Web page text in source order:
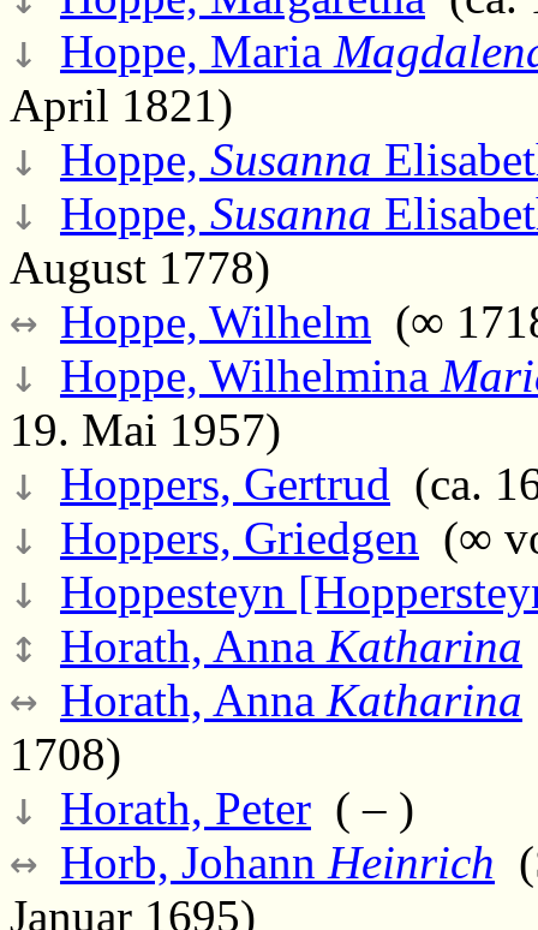
↓ Hoppe, Maria
April 1821)
↓ Hoppe, Susanna
↓ Hoppe, Susanna
August 1778)
↔ Hoppe, Wilhelm (∞
↓ Hoppe, Wilhelmina
19. Mai 1957)
↓ Hoppers, Gertrud (ca.
↓ Hoppers, Griedgen (∞
↓ Hoppesteyn
↕ Horath, Anna Katharina
↔ Horath, Anna Katharina
1708)
↓ Horath, Peter ( – )
↔ Horb, Johann Heinrich
Januar 1695)